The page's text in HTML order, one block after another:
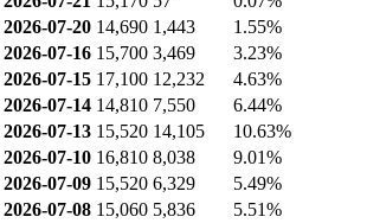
2026-07-20 14,690 1,443
1.55%
2026-07-16 15,700 3,469
3.23%
2026-07-15 17,100 12,232
4.63%
2026-07-14 14,810 7,550
6.44%
2026-07-13 15,520 14,105
10.63%
2026-07-10 16,810 8,038
9.01%
2026-07-09 15,520 6,329
5.49%
2026-07-08 15,060 5,836
5.51%